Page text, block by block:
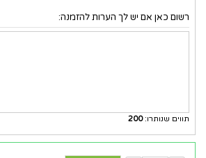
רשום כאן אם יש לך הערות להזמנה:
תווים שנותרו:200